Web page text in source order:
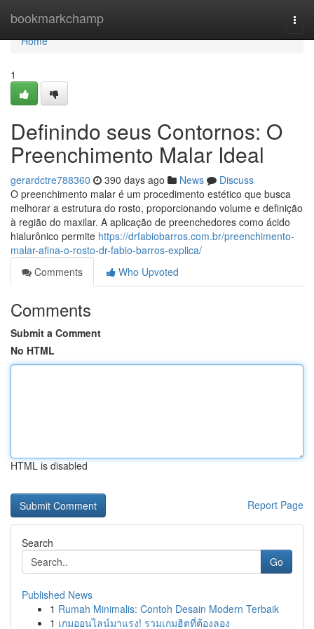
bookmarkchamp
Home
Home
1
Definindo seus Contornos: O
Preenchimento Malar Ideal
gerardctre788360 390 days ago News
Discuss
O preenchimento malar é um procedimento estético que busca
melhorar a estrutura do rosto, proporcionando volume e definição
à região do maxilar. A aplicação de preenchedores como ácido
hialurônico permite https://drfabiobarros.com.br/preenchimento-
malar-afina-o-rosto-dr-fabio-barros-explica/
Comments
Who Upvoted
Comments
Submit a Comment
No HTML
HTML is disabled
Report Page
Search
Go
Published News
1 Rumah Minimalis: Contoh Desain Modern Terbaik
1 เกมออนไลน์มาแรง! รวมเกมฮิตที่ต้องลอง